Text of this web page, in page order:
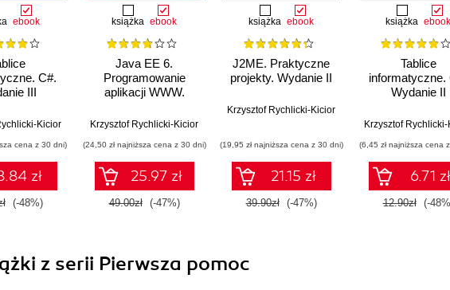
ebook
C#.
III
Kicior
cena z 30 dni)
zł
(-48%)
książka ebook
Java EE 6.
Programowanie
aplikacji WWW.
Krzysztof Rychlicki-Kicior
(24,50 zł najniższa cena z 30 dni)
25.97 zł
49.00zł (-47%)
książka ebook
J2ME. Praktyczne
projekty. Wydanie II
Krzysztof Rychlicki-Kicior
(19,95 zł najniższa cena z 30 dni)
21.15 zł
39.90zł (-47%)
książka ebook
Tablice
informatyczne.
Wydanie II
Krzysztof
(6,45 zł najniższa cena
6.71 zł
12.90zł (-
z serii Pierwsza pomoc